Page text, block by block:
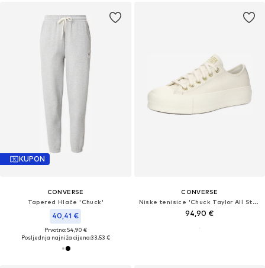
KUPON
CONVERSE
Tapered Hlače 'Chuck'
40,41 €
Prvotno: 54,90 €
Posljednja najniža cijena:33,53 €
CONVERSE
Niske tenisice 'Chuck Taylor All Star'
94,90 €